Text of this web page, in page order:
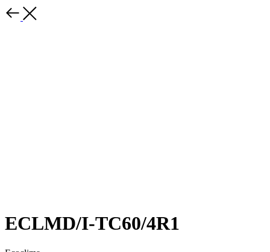
ECLMD/I-TC60/4R1